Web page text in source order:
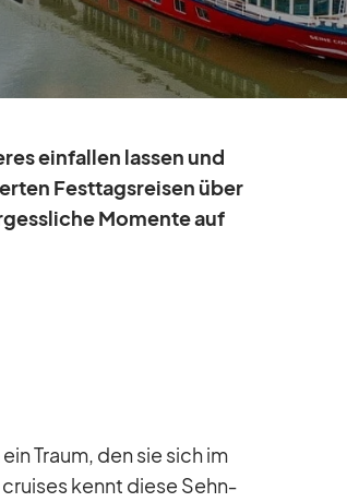
ein­fal­len las­sen und
Fest­tags­rei­sen über
Mo­mente auf
Traum, den sie sich im
kennt diese Sehn­